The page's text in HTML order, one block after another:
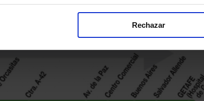
sobre su ubicación geográfica que puede
personalizada, basada en la información recogida
IP, los identificadores de cookies o páginas
esta página web sin coste para nuestros usuarios.
Rechazar
Zaragoza - Alagón de Autobuses